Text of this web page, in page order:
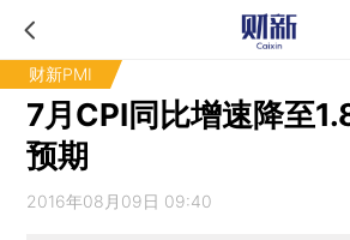
财新PMI
7月CPI同比增速降至
预期
2016年08月09日 09:40